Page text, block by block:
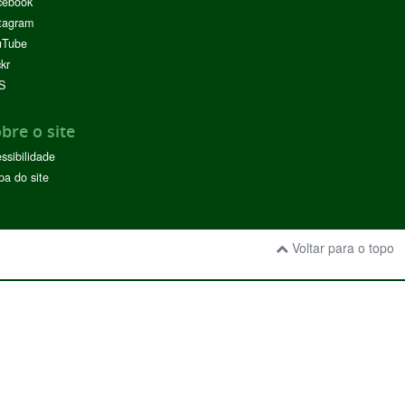
o site
do site
Voltar para o topo